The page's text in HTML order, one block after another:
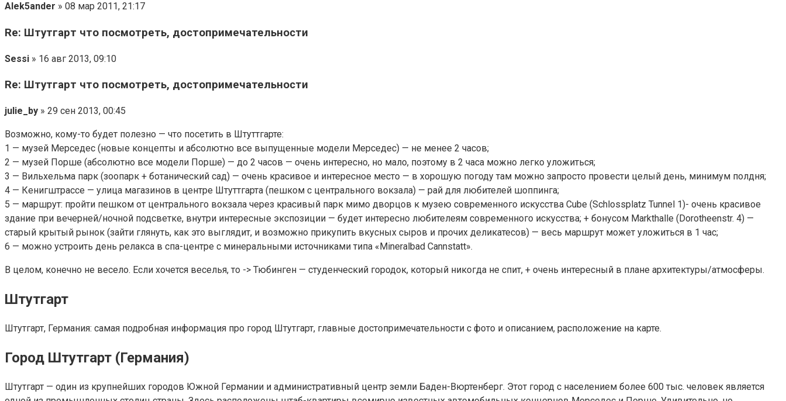
Alek5ander » 08 мар 2011, 21:17
Re: Штутгарт что посмотреть, достопримечательности
Sessi » 16 авг 2013, 09:10
Re: Штутгарт что посмотреть, достопримечательности
julie_by » 29 сен 2013, 00:45
Возможно, кому-то будет полезно — что посетить в Штуттгарте:
1 — музей Мерседес (новые концепты и абсолютно все выпущенные модели Мерседес) — не менее 2 часов;
2 — музей Порше (абсолютно все модели Порше) — до 2 часов — очень интересно, но мало, поэтому в 2 часа можно легко уложиться;
3 — Вильхельма парк (зоопарк + ботанический сад) — очень красивое и интересное место — в хорошую погоду там можно запросто провести целый день, минимум полдня;
4 — Кенигштрассе — улица магазинов в центре Штуттгарта (пешком с центрального вокзала) — рай для любителей шоппинга;
5 — маршрут: пройти пешком от центрального вокзала через красивый парк мимо дворцов к музею современного искусства Cube (Schlossplatz Tunnel 1)- очень красивое
здание при вечерней/ночной подсветке, внутри интересные экспозиции — будет интересно любителеям современного искусства; + бонусом Markthalle (Dorotheenstr. 4) —
старый крытый рынок (зайти глянуть, как это выглядит, и возможно прикупить вкусных сыров и прочих деликатесов) — весь маршрут может уложиться в 1 час;
6 — можно устроить день релакса в спа-центре с минеральными источниками типа «Mineralbad Cannstatt».
В целом, конечно не весело. Если хочется веселья, то -> Тюбинген — студенческий городок, который никогда не спит, + очень интересный в плане архитектуры/атмосферы.
Штутгарт
Штутгарт, Германия: самая подробная информация про город Штутгарт, главные достопримечательности с фото и описанием, расположение на карте.
Город Штутгарт (Германия)
Штутгарт — один из крупнейших городов Южной Германии и административный центр земли Баден-Вюртенберг. Этот город с населением более 600 тыс. человек является